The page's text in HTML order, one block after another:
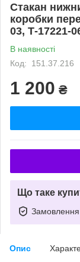
Стакан
коробки
03, Т-17221-
В наявності
Код: 151.37.216
1 200 ₴
Що таке
Замовлення
Опис